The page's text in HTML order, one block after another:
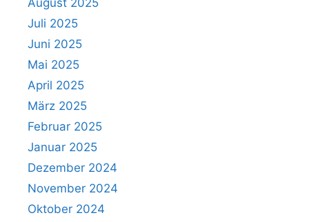
August 2025
Juli 2025
Juni 2025
Mai 2025
April 2025
März 2025
Februar 2025
Januar 2025
Dezember 2024
November 2024
Oktober 2024